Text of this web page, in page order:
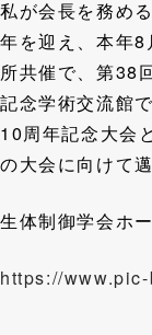
私が会長を務め
年を迎え、本年
所共催で、第38
記念学術交流館
10周年記念大会
の大会に向けて
生体制御学会ホ
https://